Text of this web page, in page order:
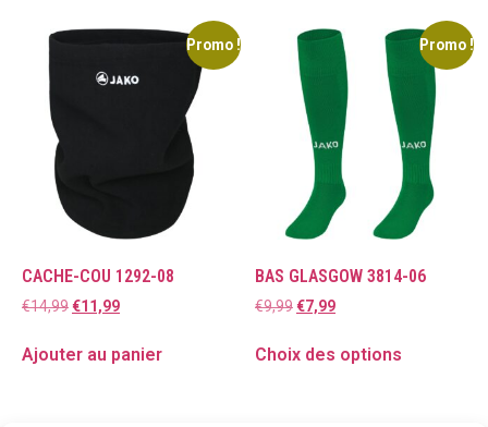
Promo !
CACHE-COU 1292-08
€14,99€11,99
Ajouter au panier
Promo !
BAS GLASGOW 3814-06
€9,99€7,99
Choix des options